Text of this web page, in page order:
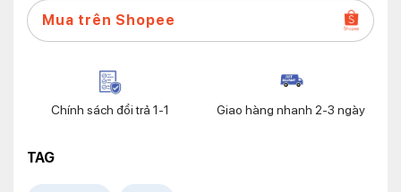
Mua trên Shopee
Chính sách đổi trả 1-1 Giao hàng nhanh 2-3 ngày
TAG